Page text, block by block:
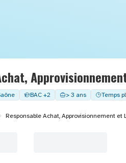
BAC +2 > 3 ans Temps
Responsable Achat, Approvisionnement et